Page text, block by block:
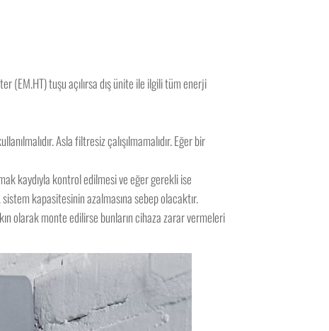
(EM.HT) tuşu açılırsa dış ünite ile ilgili tüm enerji
Asla filtresiz çalışılmamalıdır. Eğer bir
kaydıyla kontrol edilmesi ve eğer gerekli ise
kapasitesinin azalmasına sebep olacaktır.
olarak monte edilirse bunların cihaza zarar vermeleri